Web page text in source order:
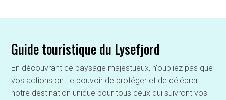
Guide touristique du Lysefjord
En découvrant ce paysage majestueux, n'oubliez pas que
vos actions ont le pouvoir de protéger et de célébrer
notre destination unique pour tous ceux qui suivront vos